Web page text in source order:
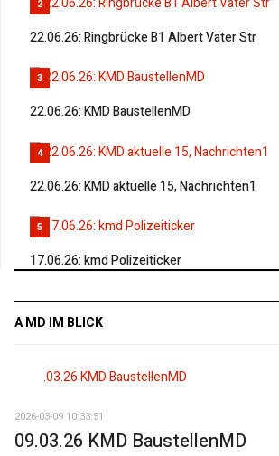
2
22.06.26: Ringbrücke B1 Albert Vater Str
3
22.06.26: KMD BaustellenMD
4
22.06.26: KMD aktuelle 15, Nachrichten1
5
17.06.26: kmd Polizeiticker
A MD IM BLICK
2026-03-09 10:33:51
09.03.26 KMD BaustellenMD